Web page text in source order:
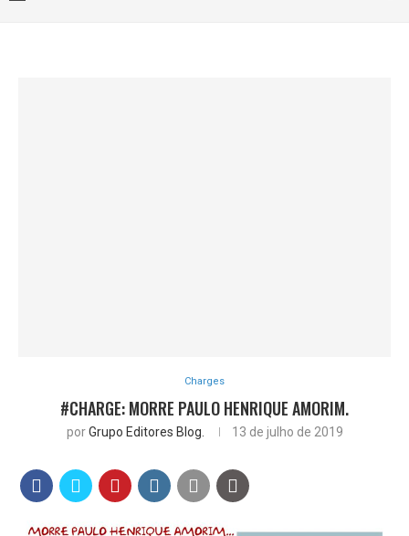
Charges
#CHARGE: MORRE PAULO HENRIQUE AMORIM.
porGrupo Editores Blog. 13 de julho de 2019